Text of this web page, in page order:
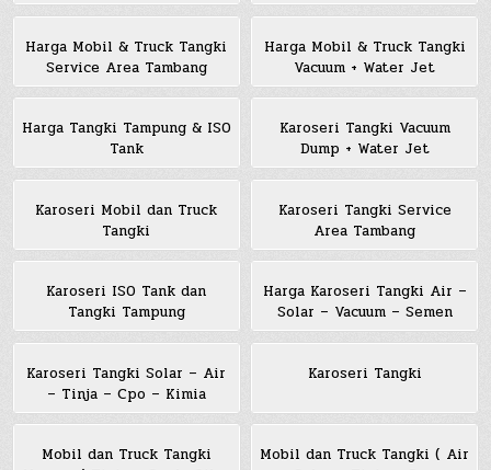
Harga Mobil & Truck Tangki
Service Area Tambang
Harga Mobil & Truck Tangki
Vacuum + Water Jet
Harga Tangki Tampung & ISO
Tank
Karoseri Tangki Vacuum
Dump + Water Jet
Karoseri Mobil dan Truck
Tangki
Karoseri Tangki Service
Area Tambang
Karoseri ISO Tank dan
Tangki Tampung
Harga Karoseri Tangki Air –
Solar – Vacuum – Semen
Karoseri Tangki Solar – Air
– Tinja – Cpo – Kimia
Karoseri Tangki
Mobil dan Truck Tangki
Mobil dan Truck Tangki ( Air